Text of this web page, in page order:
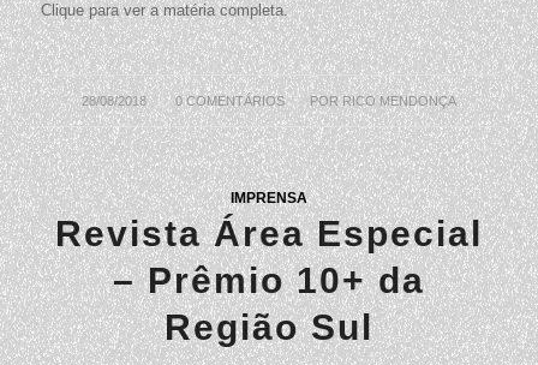
Clique para ver a matéria completa.
28/08/2018
/ 0 COMENTÁRIOS
/ PORRICO MENDONÇA
IMPRENSA
Revista Área Especial
– Prêmio 10+ da
Região Sul